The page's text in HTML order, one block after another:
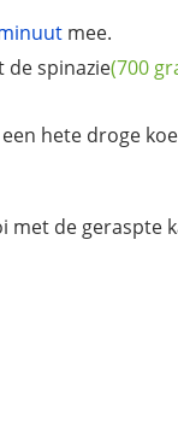
mee.
despinazie(700
hete droge
met de geraspte